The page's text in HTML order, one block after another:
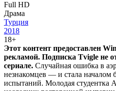
Full HD
Драма
Турция
2018
18+
Этот контент предоставлен
рекламой. Подписка Tvigle не
сериале. Случайная ошибка в
незнакомцев — и стала
испытаний. Молодая студентка